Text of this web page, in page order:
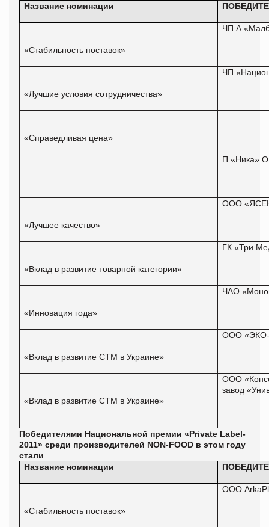
Название номинации
«Стабильность поставок»
ЧП А
«Лучшие условия сотрудничества»
ЧП
«Справедливая цена»
П «Ника»
«Лучшее качество»
ООО
«Вклад в развитие товарной категории»
ГК «Три
«Инновация года»
ЧАО
«Вклад в развитие СТМ в Украине»
ООО
«Вклад в развитие СТМ в Украине»
ООО
завод
Победителями Национальной премии «Private Label-
2011» среди производителей NON-FOOD в этом году
стали
Название номинации
«Стабильность поставок»
ООО